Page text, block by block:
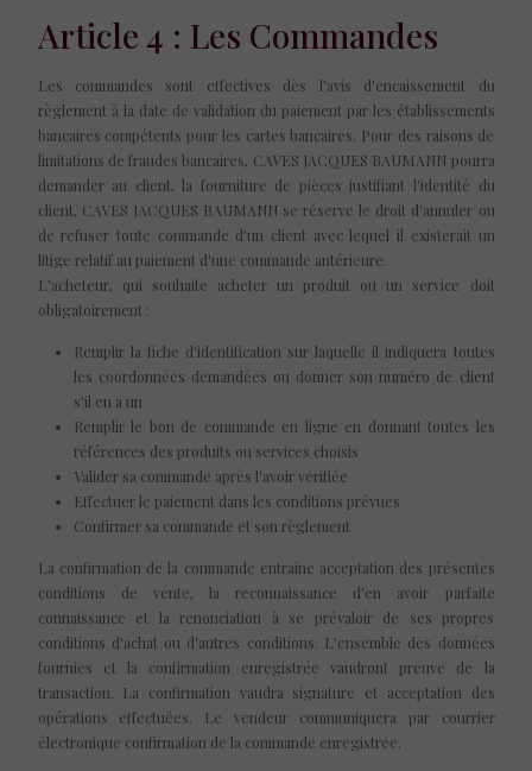
Article 4 : Les Commandes
Les commandes sont effectives dès l'avis d'encaissement du
règlement à la date de validation du paiement par les établissements
bancaires compétents pour les cartes bancaires. Pour des raisons de
limitations de fraudes bancaires, CAVES JACQUES BAUMANN pourra
demander au client, la fourniture de pièces justifiant l'identité du
client, CAVES JACQUES BAUMANN se réserve le droit d'annuler ou
de refuser toute commande d'un client avec lequel il existerait un
litige relatif au paiement d'une commande antérieure.
L'acheteur, qui souhaite acheter un produit ou un service doit
obligatoirement :
Remplir la fiche d'identification sur laquelle il indiquera toutes
les coordonnées demandées ou donner son numéro de client
s'il en a un
Remplir le bon de commande en ligne en donnant toutes les
références des produits ou services choisis
Valider sa commande après l'avoir vérifiée
Effectuer le paiement dans les conditions prévues
Confirmer sa commande et son règlement
La confirmation de la commande entraîne acceptation des présentes
conditions de vente, la reconnaissance d'en avoir parfaite
connaissance et la renonciation à se prévaloir de ses propres
conditions d'achat ou d'autres conditions. L'ensemble des données
fournies et la confirmation enregistrée vaudront preuve de la
transaction. La confirmation vaudra signature et acceptation des
opérations effectuées. Le vendeur communiquera par courrier
électronique confirmation de la commande enregistrée.